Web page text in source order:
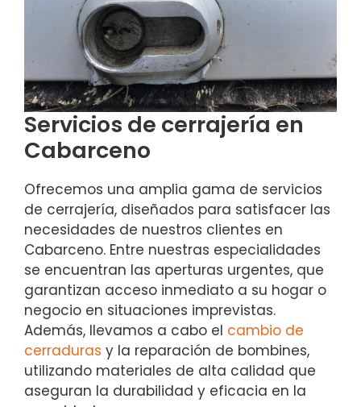
Servicios de cerrajería en
Cabarceno
Ofrecemos una amplia gama de servicios
de cerrajería, diseñados para satisfacer las
necesidades de nuestros clientes en
Cabarceno. Entre nuestras especialidades
se encuentran las aperturas urgentes, que
garantizan acceso inmediato a su hogar o
negocio en situaciones imprevistas.
Además, llevamos a cabo el cambio de
cerraduras y la reparación de bombines,
utilizando materiales de alta calidad que
aseguran la durabilidad y eficacia en la